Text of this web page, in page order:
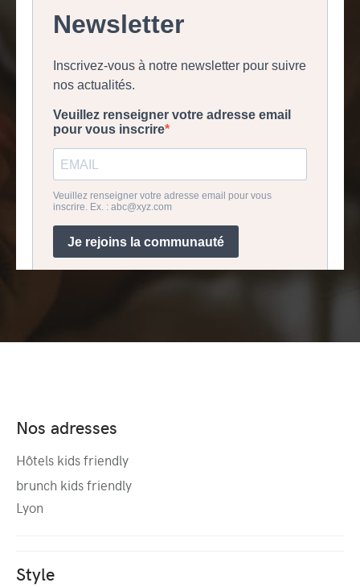
Nos adresses
Hôtels kids friendly
brunch kids friendly
Lyon
Style